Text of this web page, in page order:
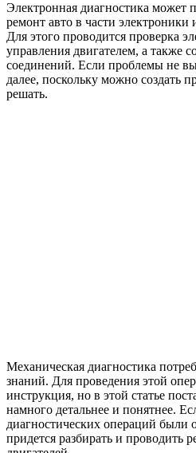
Электронная диагностика может
ремонт авто в части
Для этого проводится проверка
управления двигателем, а также
соединений. Если проблемы не
далее, поскольку можно создать
решать.
инструкции по
Сегодня автомобиль есть
некоторых семьях имеется
транспортное средство, вы,
упрощаете себе жизнь: дорога на